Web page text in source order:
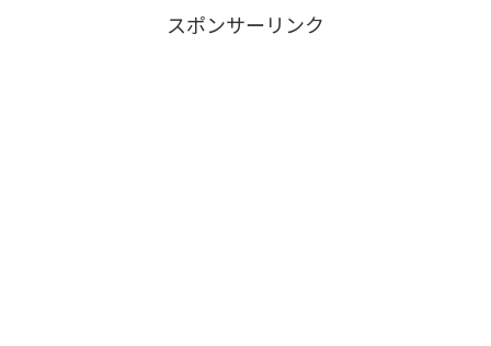
スポンサーリンク